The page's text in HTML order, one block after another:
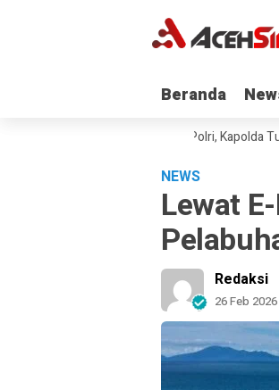
Beranda
Beranda
Kirana Diperiksa Mabes Polri, Kapolda Tunjuk
NEWS
Lewat
Redaksi
26 Feb